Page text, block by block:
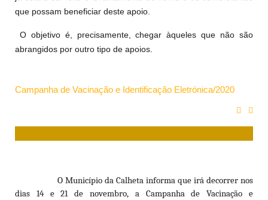
que possam beneficiar deste apoio.
O objetivo é, precisamente, chegar àqueles que não são
abrangidos por outro tipo de apoios.
Campanha de Vacinação e Identificação Eletrónica/2020
O Município da Calheta informa que irá decorrer nos
dias 14 e 21 de novembro, a Campanha de Vacinação e